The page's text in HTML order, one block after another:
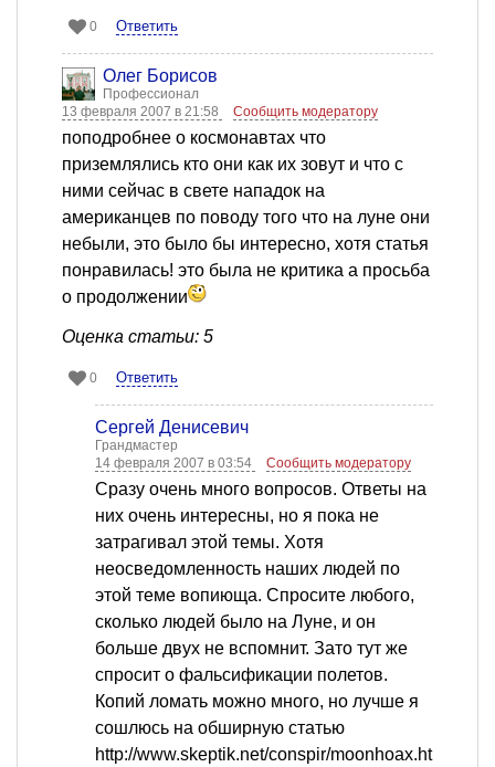
0 Ответить
Олег Борисов
Профессионал
13 февраля 2007 в 21:58
Сообщить модератору
поподробнее о космонавтах что
приземлялись кто они как их зовут и что с
ними сейчас в свете нападок на
американцев по поводу того что на луне они
небыли, это было бы интересно, хотя статья
понравилась! это была не критика а просьба
о продолжении
Оценка статьи: 5
0 Ответить
Сергей Денисевич
Грандмастер
14 февраля 2007 в 03:54
Сообщить модератору
Сразу очень много вопросов. Ответы на
них очень интересны, но я пока не
затрагивал этой темы. Хотя
неосведомленность наших людей по
этой теме вопиюща. Спросите любого,
сколько людей было на Луне, и он
больше двух не вспомнит. Зато тут же
спросит о фальсификации полетов.
Копий ломать можно много, но лучше я
сошлюсь на обширную статью
http://www.skeptik.net/conspir/moonhoax.ht